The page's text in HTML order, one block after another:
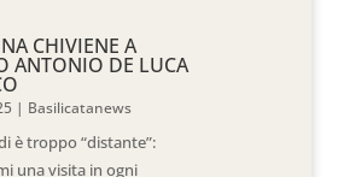
CHIVIENE A
ANTONIO DE LUCA
| Basilicatanews
è troppo “distante”:
una visita in ogni